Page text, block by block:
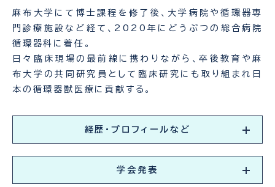
麻布大学にて博士課程を修了後、大学病院や循環器専
門診療施設など経て、2020年にどうぶつの総合病院
循環器科に着任。
日々臨床現場の最前線に携わりながら、卒後教育や麻
布大学の共同研究員として臨床研究にも取り組まれ日
本の循環器獣医療に貢献する。
経歴・プロフィールなど
学会発表